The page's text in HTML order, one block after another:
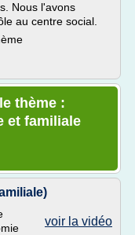
Nous l'avons
au centre social.
thème :
et familiale
voir la vidéo